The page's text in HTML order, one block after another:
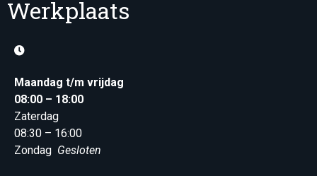
Werkplaats
Maandag t/m vrijdag
08:00 – 18:00
Zaterdag
08:30 – 16:00
Zondag Gesloten